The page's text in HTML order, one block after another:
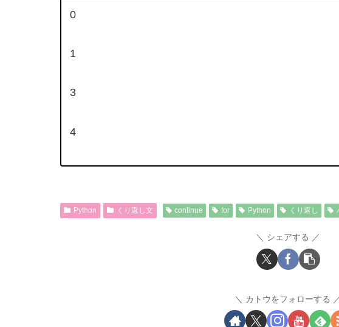
0
1
3
4
Python くり返し文 continue for Python くり返し
シェアする
カトウをフォローする